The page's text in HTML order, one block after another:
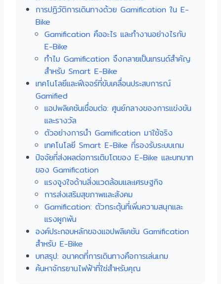
การปฏิวัติการเดินทางด้วย Gamification ใน E-
Bike
Gamification คืออะไร และทำงานอย่างไรกับ
E-Bike
ทำไม Gamification จึงกลายเป็นเทรนด์สำคัญ
สำหรับ Smart E-Bike
เทคโนโลยีและฟีเจอร์ที่ขับเคลื่อนประสบการณ์
Gamified
แอปพลิเคชันเชื่อมต่อ: ศูนย์กลางของการแข่งขัน
และรางวัล
ตัวอย่างการนำ Gamification มาใช้จริง
เทคโนโลยี Smart E-Bike ที่รองรับระบบเกม
ปัจจัยที่ส่งผลต่อการเติบโตของ E-Bike และบทบาท
ของ Gamification
แรงจูงใจด้านสิ่งแวดล้อมและเศรษฐกิจ
การส่งเสริมสุขภาพและสังคม
Gamification: ตัวกระตุ้นที่เพิ่มความสนุกและ
แรงผูกพัน
องค์ประกอบหลักของแอปพลิเคชัน Gamification
สำหรับ E-Bike
บทสรุป: อนาคตที่การเดินทางคือการเล่นเกม
ค้นหาจักรยานไฟฟ้าที่ใช่สำหรับคุณ